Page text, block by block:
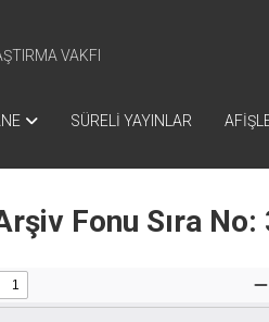
VAKFI
SÜRELİ YAYINLAR
Fonu Sıra No: